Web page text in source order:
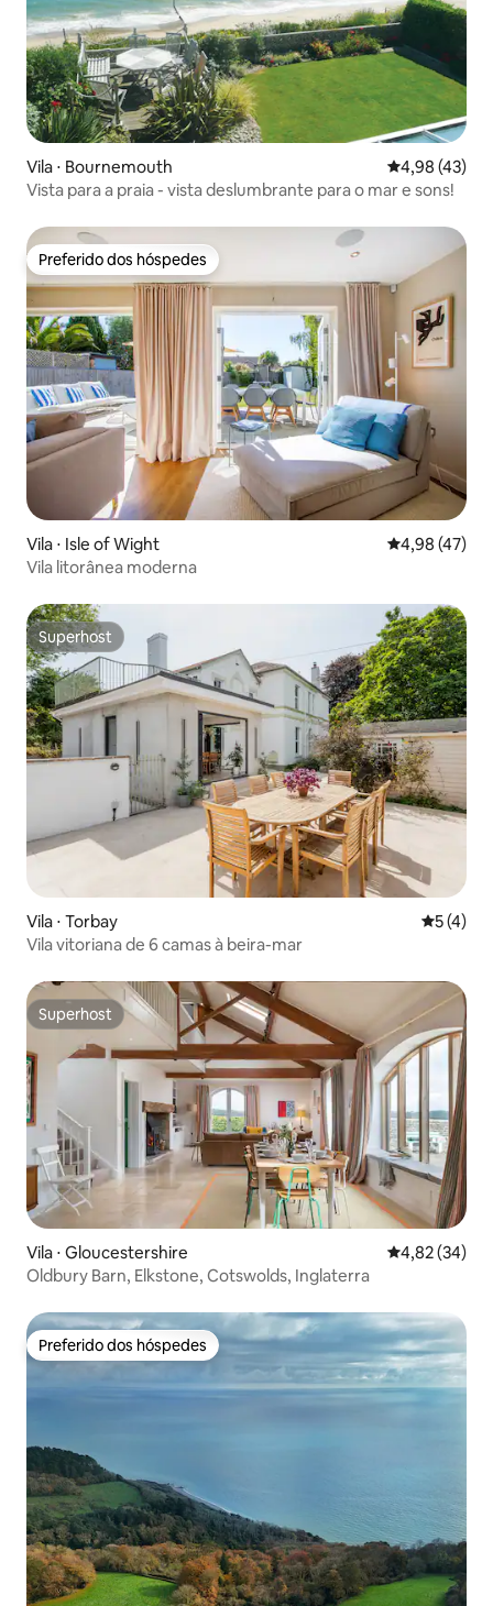
Vila ⋅ Bournemouth 4,98 de uma
4,98 (43)
Vista para a praia - vista deslumbrante para o mar e sons!
Preferido dos hóspedes
Preferido dos hóspedes
Vila ⋅ Isle of Wight 4,98 de uma
4,98 (47)
Vila litorânea moderna
Superhost
Superhost
Vila ⋅ Torbay 5 de
5 (4)
Vila vitoriana de 6 camas à beira-mar
Superhost
Superhost
Vila ⋅ Gloucestershire 4,82 de uma
4,82 (34)
Oldbury Barn, Elkstone, Cotswolds, Inglaterra
Preferido dos hóspedes
Preferido dos hóspedes